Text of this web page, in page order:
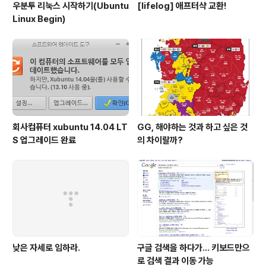
우분투 리눅스 시작하기(Ubuntu
Linux Begin)
[lifelog] 애프터샥 교환!
회사컴퓨터 xubuntu 14.04 LT
S 업그레이드 완료
GG, 해야하는 것과 하고 싶은 것
의 차이랄까?
낮은 자세로 임하라.
구글 검색을 하다가... 키보드만으
로 검색 결과 이동 가능